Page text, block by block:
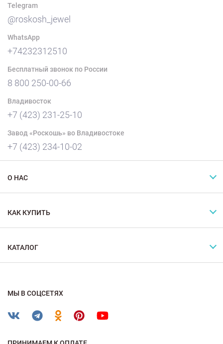
Telegram
@roskosh_jewel
WhatsApp
+74232312510
Бесплатный звонок по России
8 800 250-00-66
Владивосток
+7 (423) 231-25-10
Завод «Роскошь» во Владивостоке
+7 (423) 234-10-02
О НАС
КАК КУПИТЬ
КАТАЛОГ
МЫ В СОЦСЕТЯХ